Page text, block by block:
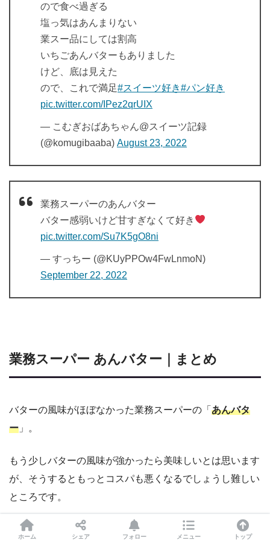
ので食べ過ぎる
塩っ気はあんまりない
業スー品にしては割高
いちごあんバターもありました
けど、底は見えた
ので、これで満足#スイーツ好き#パン好き
pic.twitter.com/IPez2qrUIX
— こむぎおばあちゃん@スイーツ記録
(@komugibaaba) August 23, 2022
業務スーパーのあんバター
バター感弱いけど甘すぎなくて好き
pic.twitter.com/Su7K5gO8ni
— すっちー (@KUyPPOw4FwLnmoN)
September 22, 2022
業務スーパー あんバター｜まとめ
バターの風味がほぼなかった業務スーパーの「 あんバタ
ー 」。
もう少しバターの風味が強かったら美味しいとは思います
が、そうするともっとコスパも悪くなるでしょうし難しい
ところです。
あんこよりも甘さは控えめなので、甘ったるいのが苦手な
ホーム シェア フォロー メニュー トップ